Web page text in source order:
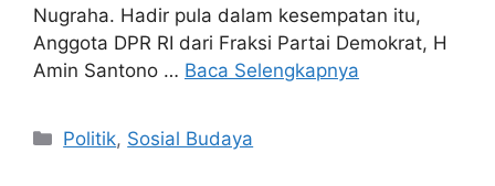
Nugraha. Hadir pula dalam kesempatan itu,
Anggota DPR RI dari Fraksi Partai Demokrat, H
Amin Santono … Baca Selengkapnya
Kategori
Politik, Sosial Budaya